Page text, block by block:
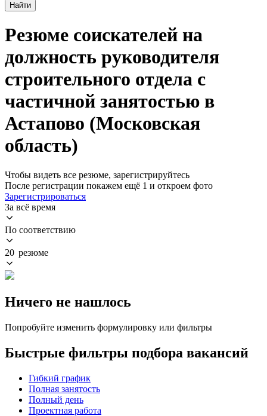
Найти
Резюме соискателей на
должность руководителя
строительного отдела с
частичной занятостью в
Астапово (Московская
область)
Чтобы видеть все резюме, зарегистрируйтесь
После регистрации покажем ещё 1 и откроем фото
Зарегистрироваться
За всё время
По соответствию
20 резюме
Ничего не нашлось
Попробуйте изменить формулировку или фильтры
Быстрые фильтры подбора вакансий
Гибкий график
Полная занятость
Полный день
Проектная работа